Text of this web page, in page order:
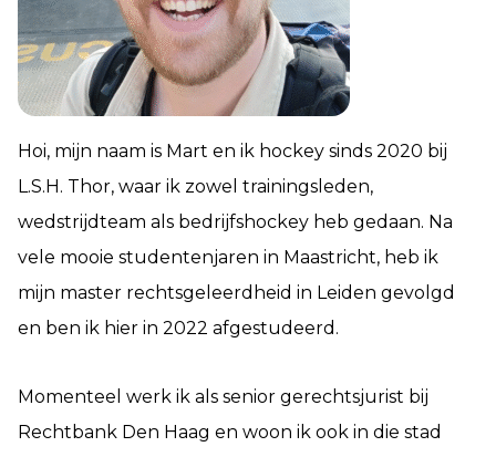
Hoi, mijn naam is Mart en ik hockey sinds 2020 bij
L.S.H. Thor, waar ik zowel trainingsleden,
wedstrijdteam als bedrijfshockey heb gedaan. Na
vele mooie studentenjaren in Maastricht, heb ik
mijn master rechtsgeleerdheid in Leiden gevolgd
en ben ik hier in 2022 afgestudeerd.
Momenteel werk ik als senior gerechtsjurist bij
Rechtbank Den Haag en woon ik ook in die stad